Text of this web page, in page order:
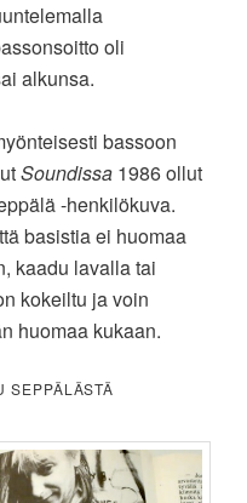
oli
alkunsa.
bassoon
Soundissa 1986 ollut
-henkilökuva.
basistia ei huomaa
kaadu lavalla tai
kokeiltu ja voin
huomaa kukaan.
SEPPÄLÄSTÄ